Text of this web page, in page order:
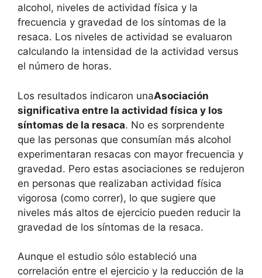
alcohol, niveles de actividad física y la
frecuencia y gravedad de los síntomas de la
resaca. Los niveles de actividad se evaluaron
calculando la intensidad de la actividad versus
el número de horas.
Los resultados indicaron unaAsociación
significativa entre la actividad física y los
síntomas de la resaca. No es sorprendente
que las personas que consumían más alcohol
experimentaran resacas con mayor frecuencia y
gravedad. Pero estas asociaciones se redujeron
en personas que realizaban actividad física
vigorosa (como correr), lo que sugiere que
niveles más altos de ejercicio pueden reducir la
gravedad de los síntomas de la resaca.
Aunque el estudio sólo estableció una
correlación entre el ejercicio y la reducción de la